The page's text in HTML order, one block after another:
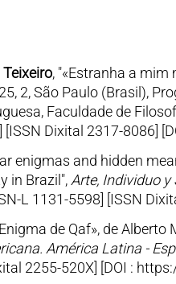
, "«Estranha a mim
2, São Paulo (Brasil),
Faculdade de
[ISSN Dixital 2317-8086]
enigmas and hidden
in Brazil", Arte, Individuo y
L 1131-5598] [ISSN
Enigma de Qaf», de
América Latina -
2255-520X] [DOI :